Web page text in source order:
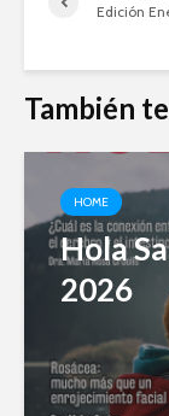
Edición
También
HOME
Hola
2026